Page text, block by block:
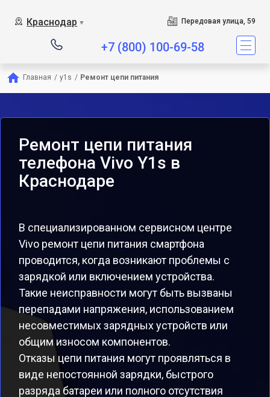
Краснодар ▼ Передовая улица, 59
+7 (800) 100-69-58
Главная / y1s / Ремонт цепи питания
Ремонт цепи питания
телефона Vivo Y1s в
Краснодаре
В специализированном сервисном центре
Vivo ремонт цепи питания смартфона
проводится, когда возникают проблемы с
зарядкой или включением устройства.
Такие неисправности могут быть вызваны
перепадами напряжения, использованием
несовместимых зарядных устройств или
общим износом компонентов.
Отказы цепи питания могут проявляться в
виде непостоянной зарядки, быстрого
разряда батареи или полного отсутствия